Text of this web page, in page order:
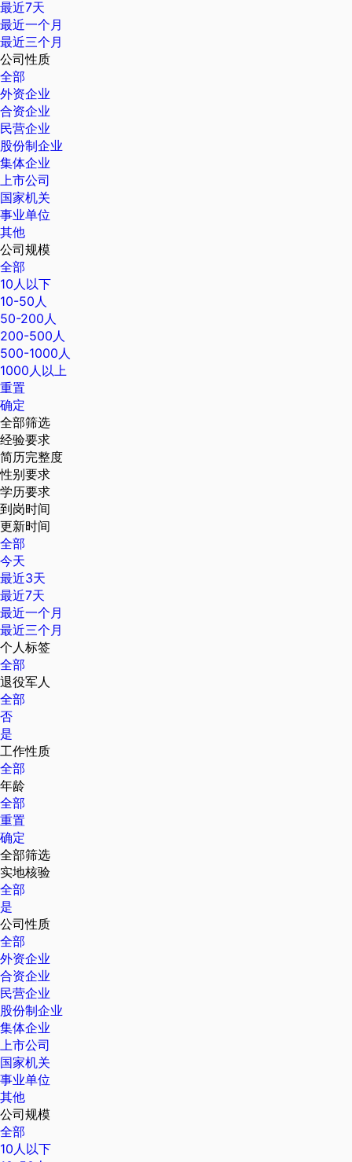
最近7天
最近一个月
最近三个月
公司性质
全部
外资企业
合资企业
民营企业
股份制企业
集体企业
上市公司
国家机关
事业单位
其他
公司规模
全部
10人以下
10-50人
50-200人
200-500人
500-1000人
1000人以上
重置
确定
全部筛选
经验要求
简历完整度
性别要求
学历要求
到岗时间
更新时间
全部
今天
最近3天
最近7天
最近一个月
最近三个月
个人标签
全部
退役军人
全部
否
是
工作性质
全部
年龄
全部
重置
确定
全部筛选
实地核验
全部
是
公司性质
全部
外资企业
合资企业
民营企业
股份制企业
集体企业
上市公司
国家机关
事业单位
其他
公司规模
全部
10人以下